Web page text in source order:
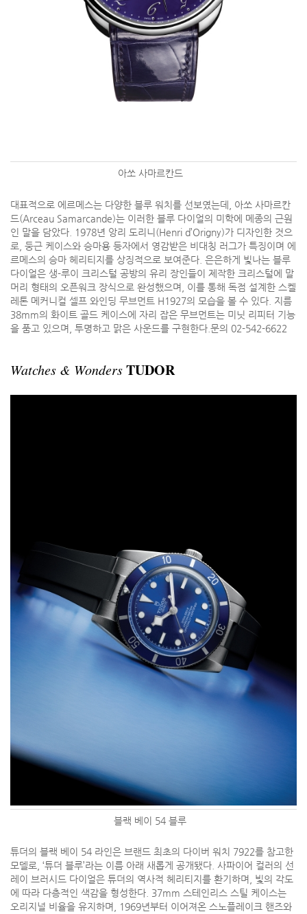
아쏘 사마르칸드
대표적으로 에르메스는 다양한 블루 워치를 선보였는데, 아쏘 사마르칸
드(Arceau Samarcande)는 이러한 블루 다이얼의 미학에 메종의 근원
인 말을 담았다. 1978년 앙리 도리니(Henri d’Origny)가 디자인한 것으
로, 둥근 케이스와 승마용 등자에서 영감받은 비대칭 러그가 특징이며 에
르메스의 승마 헤리티지를 상징적으로 보여준다. 은은하게 빛나는 블루
다이얼은 생-루이 크리스털 공방의 유리 장인들이 제작한 크리스털에 말
머리 형태의 오픈워크 장식으로 완성했으며, 이를 통해 독점 설계한 스켈
레톤 메커니컬 셀프 와인딩 무브먼트 H1927의 모습을 볼 수 있다. 지름
38mm의 화이트 골드 케이스에 자리 잡은 무브먼트는 미닛 리피터 기능
을 품고 있으며, 투명하고 맑은 사운드를 구현한다.문의 02-542-6622
Watches & WondersTUDOR
블랙 베이 54 블루
튜더의 블랙 베이 54 라인은 브랜드 최초의 다이버 워치 7922를 참고한
모델로, ‘튜더 블루’라는 이름 아래 새롭게 공개됐다. 사파이어 컬러의 선
레이 브러시드 다이얼은 튜더의 역사적 헤리티지를 환기하며, 빛의 각도
에 따라 다층적인 색감을 형성한다. 37mm 스테인리스 스틸 케이스는
오리지널 비율을 유지하며, 1969년부터 이어져온 스노플레이크 핸즈와